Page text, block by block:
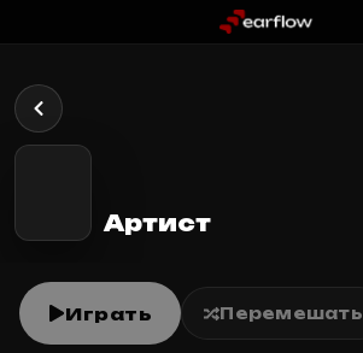
Артист
Играть Перемешать